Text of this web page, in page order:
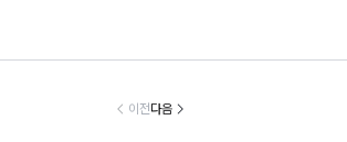
"군대 두 번 간 '싸
수사" 소속사, 수
"오랜 인연과 한
이민우 결혼…
"연인
이전다음